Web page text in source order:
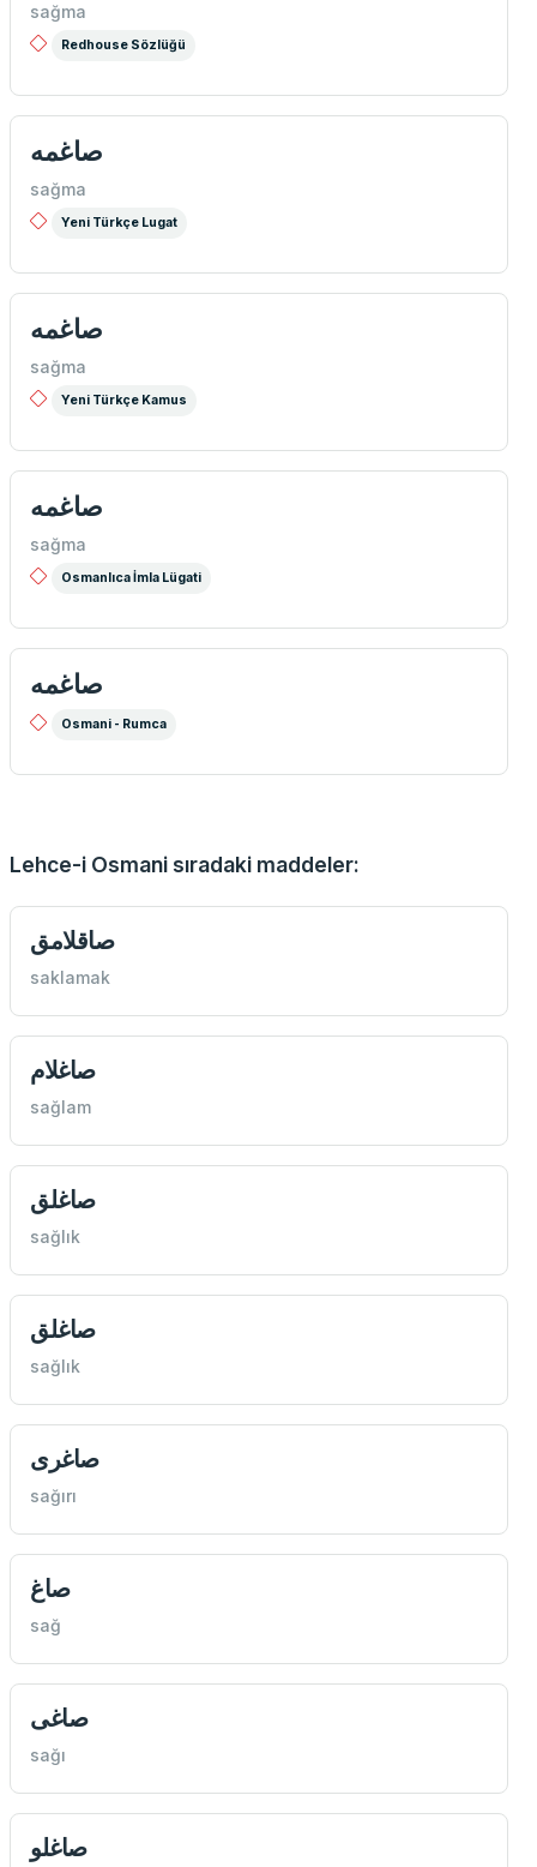
sağma
Redhouse Sözlüğü
صاغمه
sağma
Yeni Türkçe Lugat
صاغمه
sağma
Yeni Türkçe Kamus
صاغمه
sağma
Osmanlıca İmla Lügati
صاغمه
Osmani - Rumca
Lehce-i Osmani sıradaki maddeler:
صاقلامق
saklamak
صاغلام
sağlam
صاغلق
sağlık
صاغلق
sağlık
صاغری
sağırı
صاغ
sağ
صاغی
sağı
صاغلو